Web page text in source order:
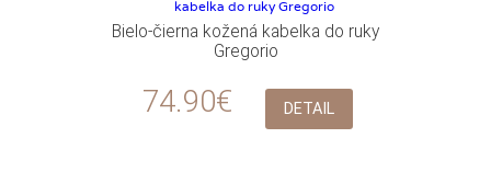
Bielo-čierna kožená kabelka do ruky
Gregorio
74.90€ DETAIL